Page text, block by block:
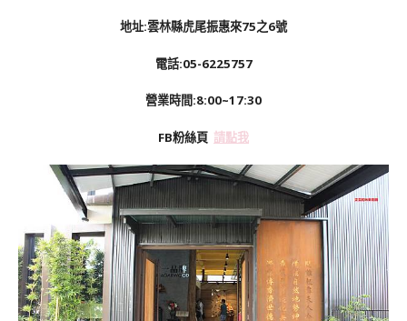
地址:雲林縣虎尾振惠來75之6號
電話:05-6225757
營業時間:8:00~17:30
FB粉絲頁 請點我